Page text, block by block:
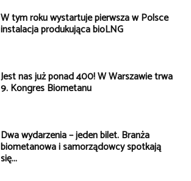
W tym roku wystartuje pierwsza w Polsce
instalacja produkująca bioLNG
Jest nas już ponad 400! W Warszawie trwa
9. Kongres Biometanu
Dwa wydarzenia – jeden bilet. Branża
biometanowa i samorządowcy spotkają
się...